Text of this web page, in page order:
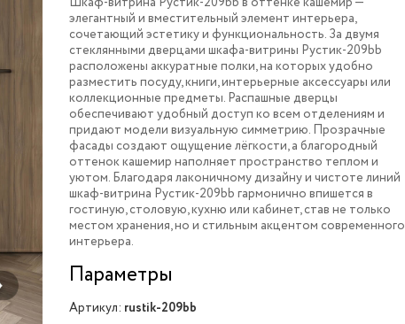
элегантный и вместительный элемент интерьера,
сочетающий эстетику и функциональность. За двумя
стеклянными дверцами шкафа-витрины Рустик-209bb
расположены аккуратные полки, на которых удобно
разместить посуду, книги, интерьерные аксессуары или
коллекционные предметы. Распашные дверцы
обеспечивают удобный доступ ко всем отделениям и
придают модели визуальную симметрию. Прозрачные
фасады создают ощущение лёгкости, а благородный
оттенок кашемир наполняет пространство теплом и
уютом. Благодаря лаконичному дизайну и чистоте линий
шкаф-витрина Рустик-209bb гармонично впишется в
гостиную, столовую, кухню или кабинет, став не только
местом хранения, но и стильным акцентом современного
интерьера.
Параметры
Артикул: rustik-209bb